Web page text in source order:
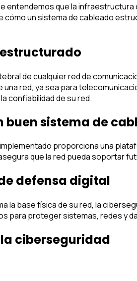
entendemos que la
un sistema de cableado
de cualquier red de
red, ya sea para
confiabilidad de su red.
buen sistema de
proporciona una
que la red pueda soportar
defensa digital
la base física de su red, la
para proteger sistemas, redes y
ciberseguridad